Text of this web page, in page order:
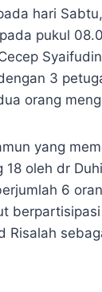
hari
pukul
3
orang
yang
oleh dr
6
Risalah